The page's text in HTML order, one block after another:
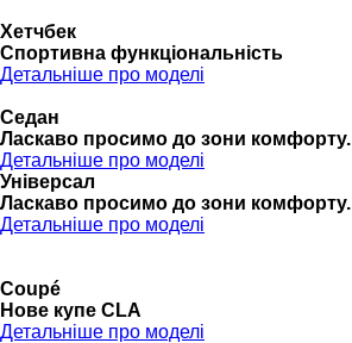
Хетчбек
Спортивна функціональність
Детальніше про моделі
Седан
Ласкаво просимо до зони комфорту.
Детальніше про моделі
Універсал
Ласкаво просимо до зони комфорту.
Детальніше про моделі
Coupé
Нове купе CLA
Детальніше про моделі